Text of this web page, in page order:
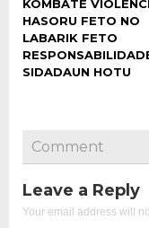
KOMBATE
HASORU FETO NO
LABARIK FETO
SIDADAUN HOTU
Comment
Leave a Reply
Your email address will